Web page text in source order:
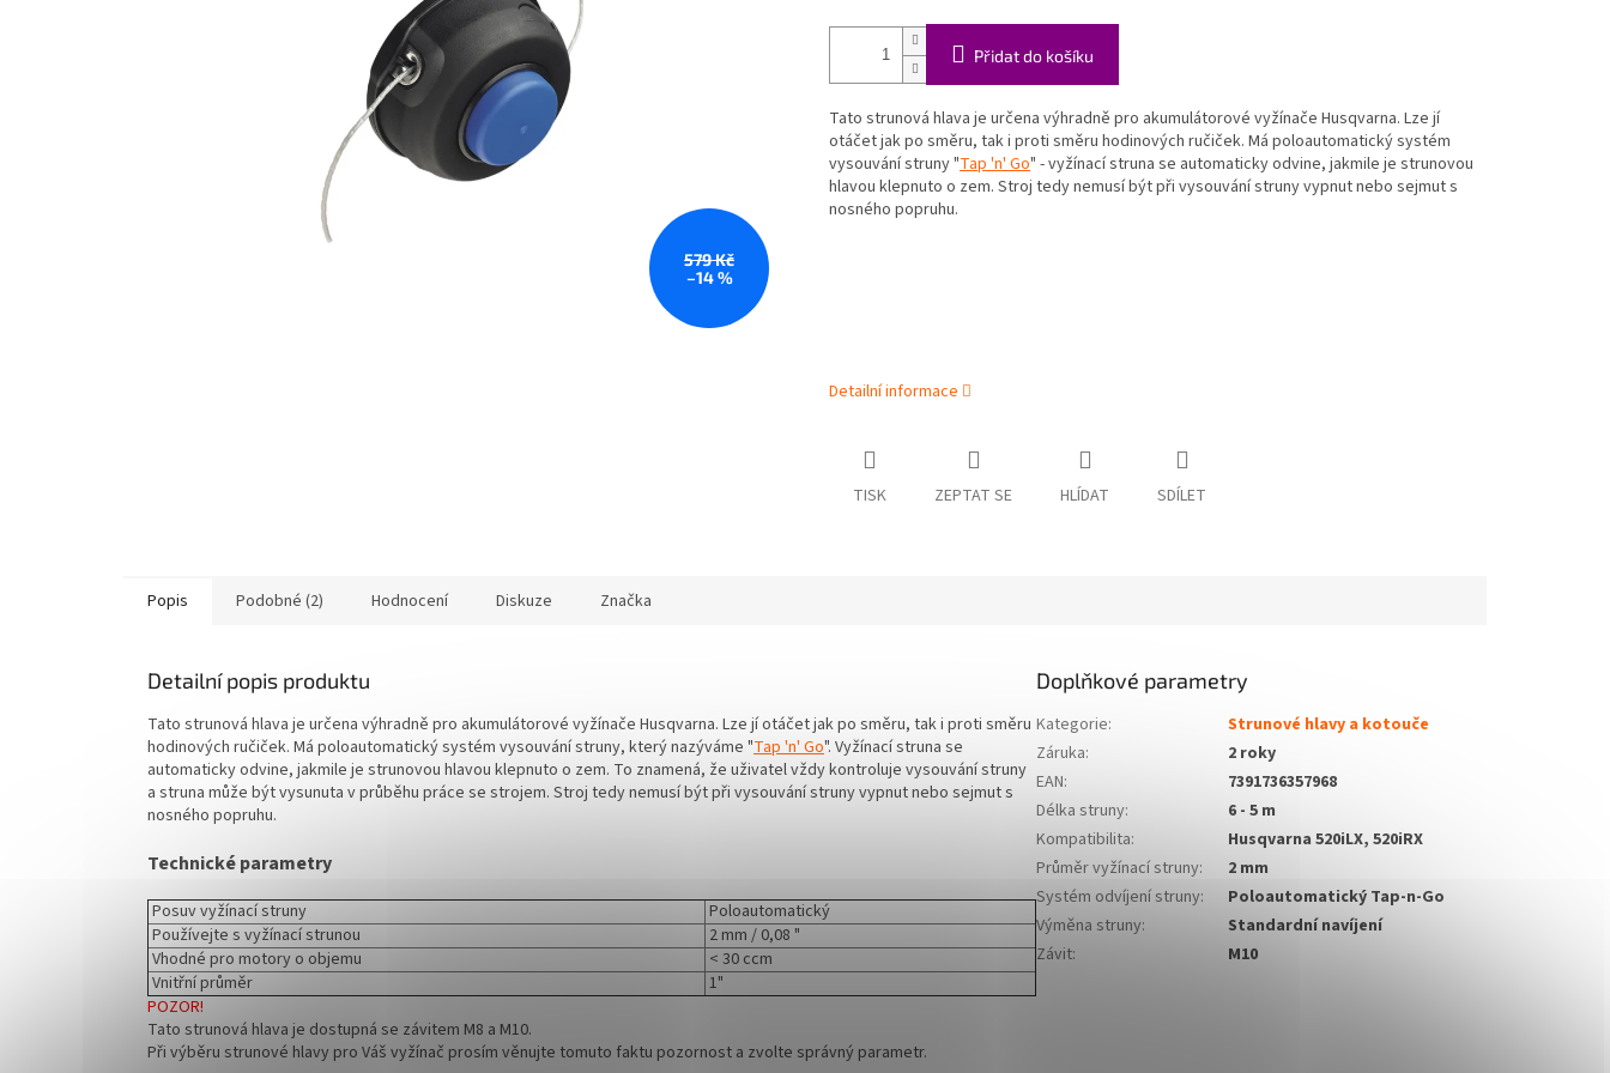
579 Kč
–14 %
Přidat do košíku
Tato strunová hlava je určena výhradně pro akumulátorové vyžínače Husqvarna. Lze jí
otáčet jak po směru, tak i proti směru hodinových ručiček. Má poloautomatický systém
vysouvání struny "Tap 'n' Go" - vyžínací struna se automaticky odvine, jakmile je strunovou
hlavou klepnuto o zem. Stroj tedy nemusí být při vysouvání struny vypnut nebo sejmut s
nosného popruhu.
Detailní informace
TISK ZEPTAT SE HLÍDAT SDÍLET
Popis Podobné (2) Hodnocení Diskuze Značka
Detailní popis produktu
Tato strunová hlava je určena výhradně pro akumulátorové vyžínače Husqvarna. Lze jí otáčet jak po směru, tak i proti směru
hodinových ručiček. Má poloautomatický systém vysouvání struny, který nazýváme "Tap 'n' Go". Vyžínací struna se
automaticky odvine, jakmile je strunovou hlavou klepnuto o zem. To znamená, že uživatel vždy kontroluje vysouvání struny
a struna může být vysunuta v průběhu práce se strojem. Stroj tedy nemusí být při vysouvání struny vypnut nebo sejmut s
nosného popruhu.
Technické parametry
Posuv vyžínací struny
Poloautomatický
Používejte s vyžínací strunou
2 mm / 0,08 "
Vhodné pro motory o objemu
< 30 ccm
Vnitřní průměr
1"
POZOR!
Tato strunová hlava je dostupná se závitem M8 a M10.
Při výběru strunové hlavy pro Váš vyžínač prosím věnujte tomuto faktu pozornost a zvolte správný parametr.
Doplňkové parametry
Kategorie:
Strunové hlavy a kotouče
Záruka:
2 roky
EAN:
7391736357968
Délka struny:
6 - 5 m
Kompatibilita:
Husqvarna 520iLX, 520iRX
Průměr vyžínací struny:
2 mm
Systém odvíjení struny:
Poloautomatický Tap-n-Go
Výměna struny:
Standardní navíjení
Závit: M10